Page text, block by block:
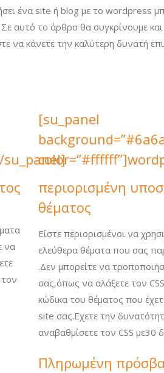
ένα site ή blog με το wordpress
αυτό το άρθρο θα συγκρίνουμε
να κάνετε την καλύτερη δυνατή
να
[su_panel
περιορισμένη
θέματος
Είστε περιορισμένοι να
ελεύθερα θέματα που σας
.Δεν μπορείτε να
σας,όπως να αλάξετε τον
κώδικα του θέματος που
site σας.Εχετε την
αναβαθμίσετε τον CSS με30
Πληρωμένη